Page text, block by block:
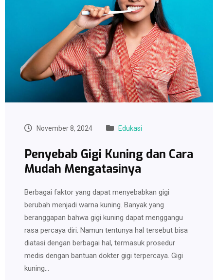
November 8, 2024 Edukasi
Penyebab Gigi Kuning dan Cara
Mudah Mengatasinya
Berbagai faktor yang dapat menyebabkan gigi
berubah menjadi warna kuning. Banyak yang
beranggapan bahwa gigi kuning dapat menggangu
rasa percaya diri. Namun tentunya hal tersebut bisa
diatasi dengan berbagai hal, termasuk prosedur
medis dengan bantuan dokter gigi terpercaya. Gigi
kuning…